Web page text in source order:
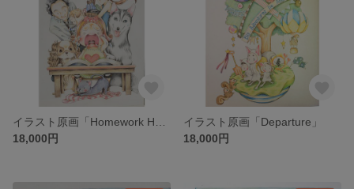
18,000円
イラスト原画「Departure」
18,000円